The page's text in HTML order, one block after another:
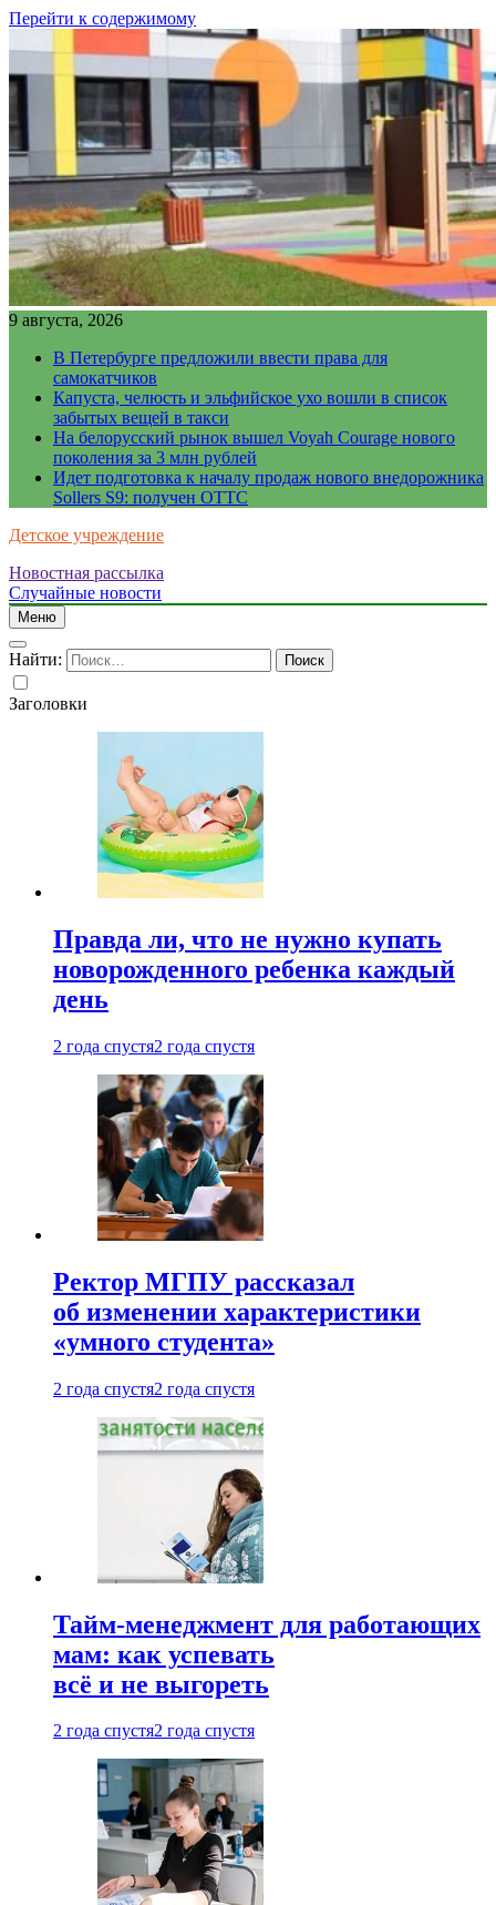
Перейти к содержимому
9 августа, 2026
В Петербурге предложили ввести права для
самокатчиков
Капуста, челюсть и эльфийское ухо вошли в список
забытых вещей в такси
На белорусский рынок вышел Voyah Courage нового
поколения за 3 млн рублей
Идет подготовка к началу продаж нового внедорожника
Sollers S9: получен ОТТС
Детское учреждение
Новостная рассылка
Случайные новости
Меню
Найти:
Заголовки
Правда ли, что не нужно купать
новорожденного ребенка каждый
день
2 года спустя2 года спустя
Ректор МГПУ рассказал
об изменении характеристики
«умного студента»
2 года спустя2 года спустя
Тайм-менеджмент для работающих
мам: как успевать
всё и не выгореть
2 года спустя2 года спустя